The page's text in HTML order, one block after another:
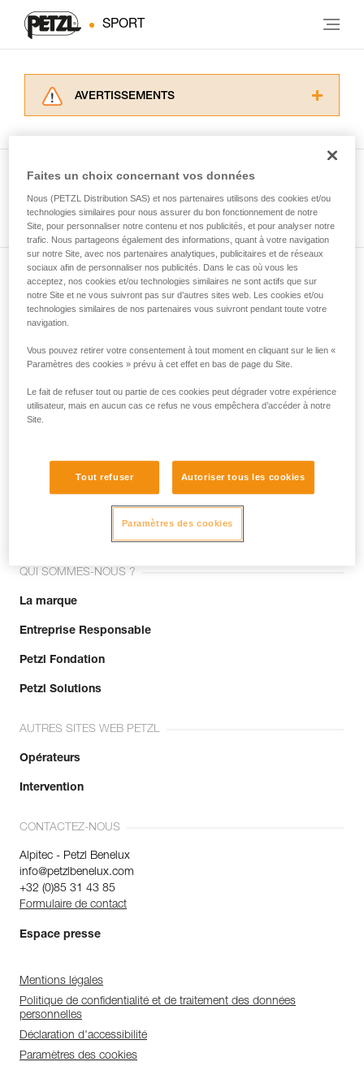
SPORT
AVERTISSEMENTS
informations de la notice technique pour
d’informations.
Maîtriser ces techniques nécessite une
formation et un entraînement spécifique. Validez
avec un professionnel votre capacité à refaire
la manipulation, seul, en toute sécurité, avant
de la reproduire en autonomie.
Nous donnons des exemples de techniques
Voir tous les conseils
Abonnez-vous à la newsletter
et restez connecté à notre actualité
Email *
Rejoignez la communauté !
QUI SOMMES-NOUS ?
La marque
Entreprise Responsable
Petzl Fondation
Petzl Solutions
AUTRES SITES WEB PETZL
Opérateurs
Intervention
CONTACTEZ-NOUS
Alpitec - Petzl Benelux
info@petzlbenelux.com
+32 (0)85 31 43 85
Formulaire de contact
Espace presse
Mentions légales
Politique de confidentialité et de traitement des données
personnelles
Déclaration d'accessibilité
Paramètres des cookies
Faites un choix concernant vos données
Nous (PETZL Distribution SAS) et nos partenaires utilisons des cookies et/ou
technologies similaires pour nous assurer du bon fonctionnement de notre
Site, pour personnaliser notre contenu et nos publicités, et pour analyser notre
trafic. Nous partageons également des informations, quant à votre navigation
sur notre Site, avec nos partenaires analytiques, publicitaires et de réseaux
sociaux afin de personnaliser nos publicités. Dans le cas où vous les
acceptez, nos cookies et/ou technologies similaires ne sont actifs que sur
notre Site et ne vous suivront pas sur d’autres sites web. Les cookies et/ou
technologies similaires de nos partenaires vous suivront pendant toute votre
navigation.
Vous pouvez retirer votre consentement à tout moment en cliquant sur le lien «
Paramètres des cookies » prévu à cet effet en bas de page du Site.
Le fait de refuser tout ou partie de ces cookies peut dégrader votre expérience
utilisateur, mais en aucun cas ce refus ne vous empêchera d’accéder à notre
Site.
Tout refuser Autoriser tous les cookies
Paramètres des cookies